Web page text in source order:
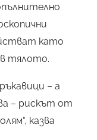
като
в тялото.
– а
– рискът от
казва